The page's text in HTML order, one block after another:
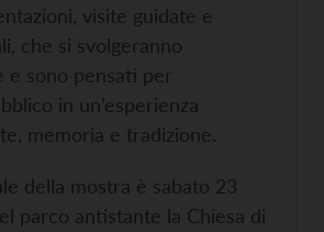
visite guidate e
che si svolgeranno
e sono pensati per
in un’esperienza
memoria e tradizione.
della mostra è sabato 23
parco antistante la Chiesa di